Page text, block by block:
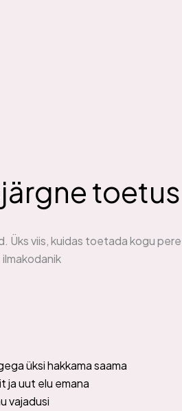
toetus
viis, kuidas toetada kogu
ilmakodanik
üksi hakkama saama
ja uut elu emana
vajadusi